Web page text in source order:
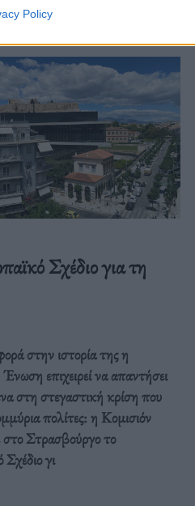
Policy
Σχέδιο για τη
στην ιστορία της η
επιχειρεί να απαντήσει
στη στεγαστική κρίση που
πολίτες: η Κομισιόν
στο Στρασβούργο το
γι